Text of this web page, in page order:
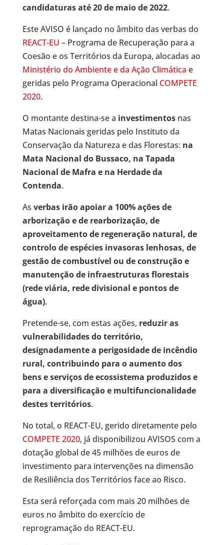
candidaturas até 20 de maio de 2022.
Este AVISO é lançado no âmbito das verbas do
REACT-EU – Programa de Recuperação para a
Coesão e os Territórios da Europa, alocadas ao
Ministério do Ambiente e da Ação Climática e
geridas pelo Programa Operacional COMPETE
2020.
O montante destina-se a investimentos nas
Matas Nacionais geridas pelo Instituto da
Conservação da Natureza e das Florestas: na
Mata Nacional do Bussaco, na Tapada
Nacional de Mafra e na Herdade da
Contenda.
As verbas irão apoiar a 100% ações de
arborização e de rearborização, de
aproveitamento de regeneração natural, de
controlo de espécies invasoras lenhosas, de
gestão de combustível ou de construção e
manutenção de infraestruturas florestais
(rede viária, rede divisional e pontos de
água).
Pretende-se, com estas ações, reduzir as
vulnerabilidades do território,
designadamente a perigosidade de incêndio
rural, contribuindo para o aumento dos
bens e serviços de ecossistema produzidos e
para a diversificação e multifuncionalidade
destes territórios.
No total, o REACT-EU, gerido diretamente pelo
COMPETE 2020, já disponibilizou AVISOS com a
dotação global de 45 milhões de euros de
investimento para intervenções na dimensão
de Resiliência dos Territórios face ao Risco.
Esta será reforçada com mais 20 milhões de
euros no âmbito do exercício de
reprogramação do REACT-EU.